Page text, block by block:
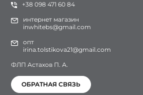
+38 098 471 60 84
интернет магазин
inwhitebs@gmail.com
опт
irina.tolstikova21@gmail.com
ФЛП Астахов П. А.
ОБРАТНАЯ СВЯЗЬ